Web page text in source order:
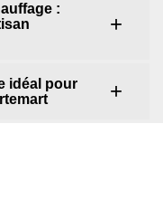
:
idéal pour